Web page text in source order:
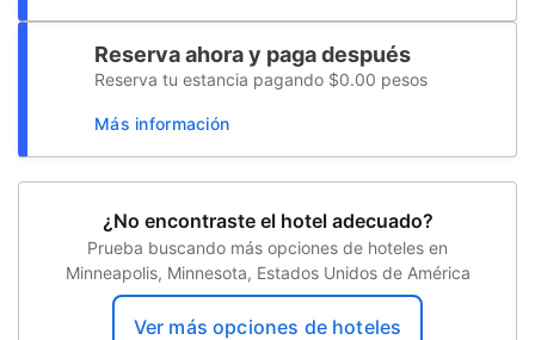
Mesa de registro accesible para sillas de
ruedas
ruedas
Cambio de toallas (bajo petición)
Reserva ahora y paga después
Reserva tu estancia pagando $0.00 pesos
Más información
¿No encontraste el hotel adecuado?
Prueba buscando más opciones de hoteles en
Minneapolis, Minnesota, Estados Unidos de América
Ver más opciones de hoteles